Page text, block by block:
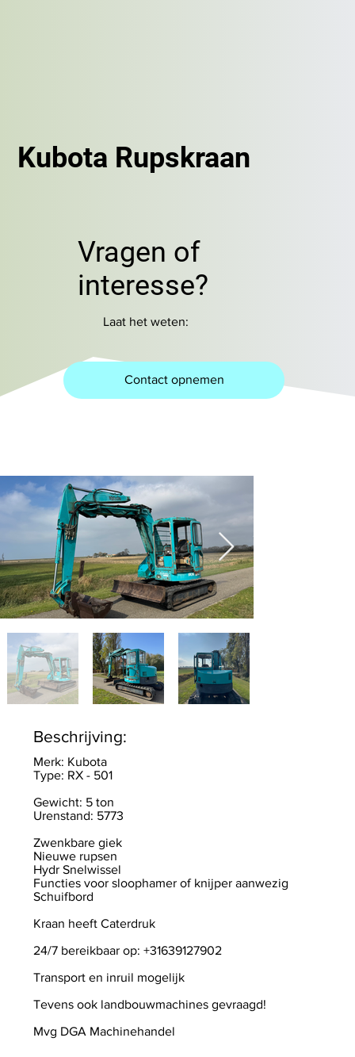
Beschrijving:
Merk: Kubota
Type: RX - 501
Gewicht: 5 ton
Urenstand: 5773
Zwenkbare giek
Nieuwe rupsen
Hydr Snelwissel
Functies voor sloophamer of knijper aanwezig
Schuifbord
Kraan heeft Caterdruk
24/7 bereikbaar op: +31639127902
Transport en inruil mogelijk
Tevens ook landbouwmachines gevraagd!
Mvg DGA Machinehandel
Kubota Rupskraan
Vragen of
interesse?
Laat het weten:
Contact opnemen